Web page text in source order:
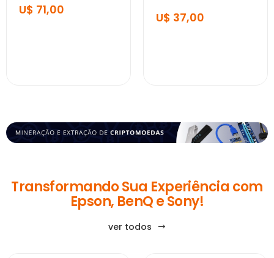
U$ 71,00
U$ 37,00
Transformando Sua Experiência com
Epson, BenQ e Sony!
ver todos